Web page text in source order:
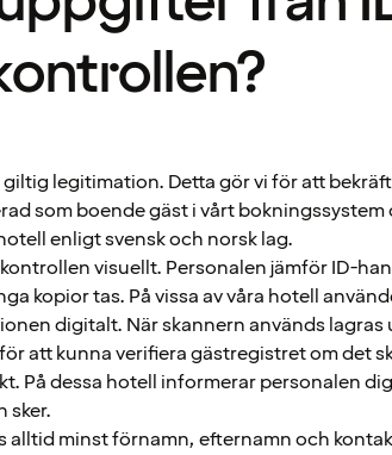
legitimation. Detta gör vi för att
som boende gäst i vårt
enligt svensk och norsk lag.
visuellt. Personalen jämför ID-
kopior tas. På vissa av våra hotell
digitalt. När skannern används
att kunna verifiera gästregistret om det
På dessa hotell informerar personalen
sker.
alltid minst förnamn, efternamn och